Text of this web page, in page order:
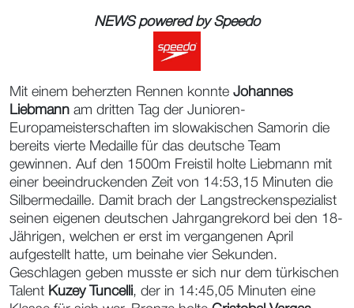
NEWS powered by Speedo
Mit einem beherzten Rennen konnte Johannes
Liebmann am dritten Tag der Junioren-
Europameisterschaften im slowakischen Samorin die
bereits vierte Medaille für das deutsche Team
gewinnen. Auf den 1500m Freistil holte Liebmann mit
einer beeindruckenden Zeit von 14:53,15 Minuten die
Silbermedaille. Damit brach der Langstreckenspezialist
seinen eigenen deutschen Jahrgangrekord bei den 18-
Jährigen, welchen er erst im vergangenen April
aufgestellt hatte, um beinahe vier Sekunden.
Geschlagen geben musste er sich nur dem türkischen
Talent Kuzey Tuncelli, der in 14:45,05 Minuten eine